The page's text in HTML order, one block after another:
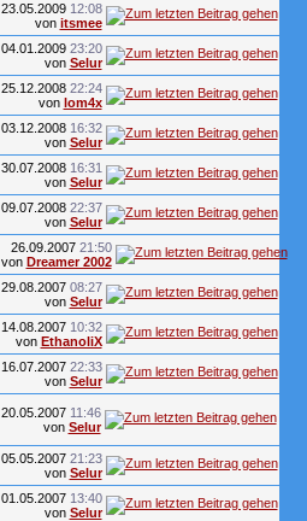
23.05.2009 12:08
von itsmee
04.01.2009 23:20
von Selur
25.12.2008 22:24
von lom4x
03.12.2008 16:32
von Selur
30.07.2008 16:31
von Selur
09.07.2008 22:37
von Selur
26.09.2007 21:50
von Dreamer 2002
29.08.2007 08:27
von Selur
14.08.2007 10:32
von EthanoliX
16.07.2007 22:33
von Selur
20.05.2007 11:46
von Selur
05.05.2007 21:23
von Selur
01.05.2007 13:40
von Selur